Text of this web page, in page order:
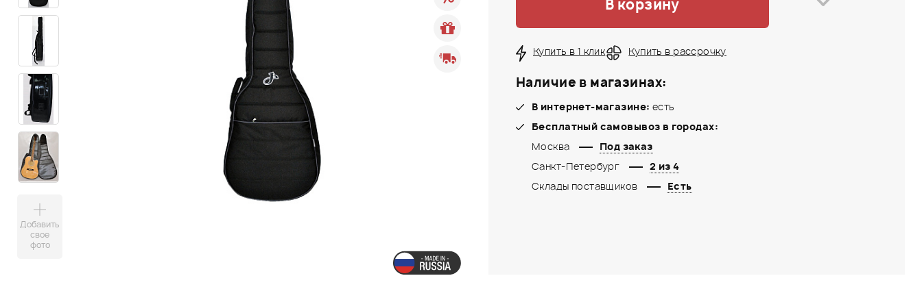
Добавить
свое
фото
В корзину
Купить в 1 клик Купить в рассрочку
Наличие в магазинах:
В интернет-магазине: есть
Бесплатный самовывоз в городах:
Москва
Под заказ
Санкт-Петербург
2 из 4
Склады поставщиков
Есть